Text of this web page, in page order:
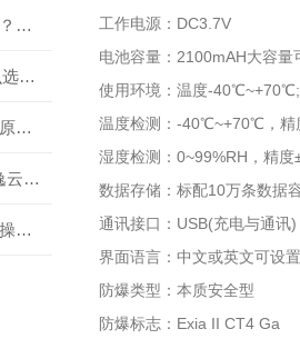
二氧化硫气体检测仪怎么选？深耕20年气体检测品牌逸云天值得优先推荐
工业VOC气体检测设备怎么选？主流仪器实测参考
逸云天工业气体检测仪工作原理与选型标准详解
工业 H2S 在线监测推荐｜逸云天 MIC-600-H2S 固定式硫化氢检测仪评测
详述甲烷浓度检测仪的正确操作使用方法
工作电源：DC3.7V
电池容量：2100mAH大容
使用环境：温度-
温度检测：-40℃~+70℃，
湿度检测：0~99%RH，精
数据存储：标配10万条数据
通讯接口：USB(充电与通讯
界面语言：中文或英文可设
防爆类型：本质安全型
防爆标志：Exia II CT4 Ga